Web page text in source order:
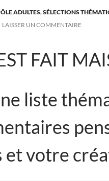
ADULTES,SÉLECTIONS
LAISSER UN COMMENTAIRE
FAIT
liste
et votre